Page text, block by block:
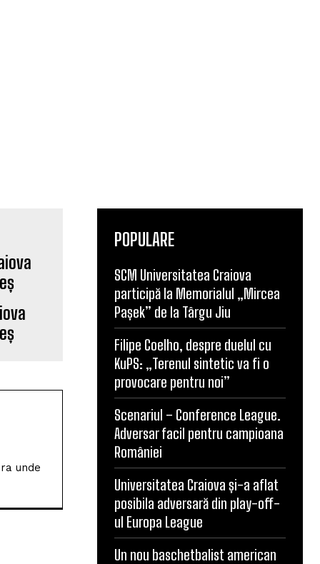
unde
POPULARE
SCM Universitatea Craiova
participă la Memorialul „Mircea
Pașek” de la Târgu Jiu
Filipe Coelho, despre duelul cu
KuPS: „Terenul sintetic va fi o
provocare pentru noi”
Scenariul – Conference League.
Adversar facil pentru campioana
României
Universitatea Craiova și-a aflat
posibila adversară din play-off-
ul Europa League
Un nou baschetbalist american